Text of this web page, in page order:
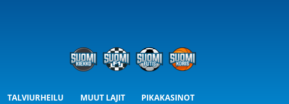
TALVIURHEILU MUUT LAJIT PIKAKASINOT